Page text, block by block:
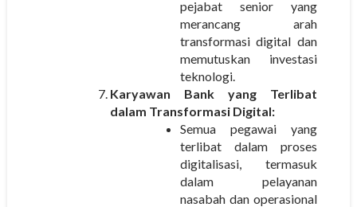
pejabat senior yang
merancang arah
transformasi digital dan
memutuskan investasi
teknologi.
Karyawan Bank yang Terlibat
dalam Transformasi Digital:
Semua pegawai yang
terlibat dalam proses
digitalisasi, termasuk
dalam pelayanan
nasabah dan operasional